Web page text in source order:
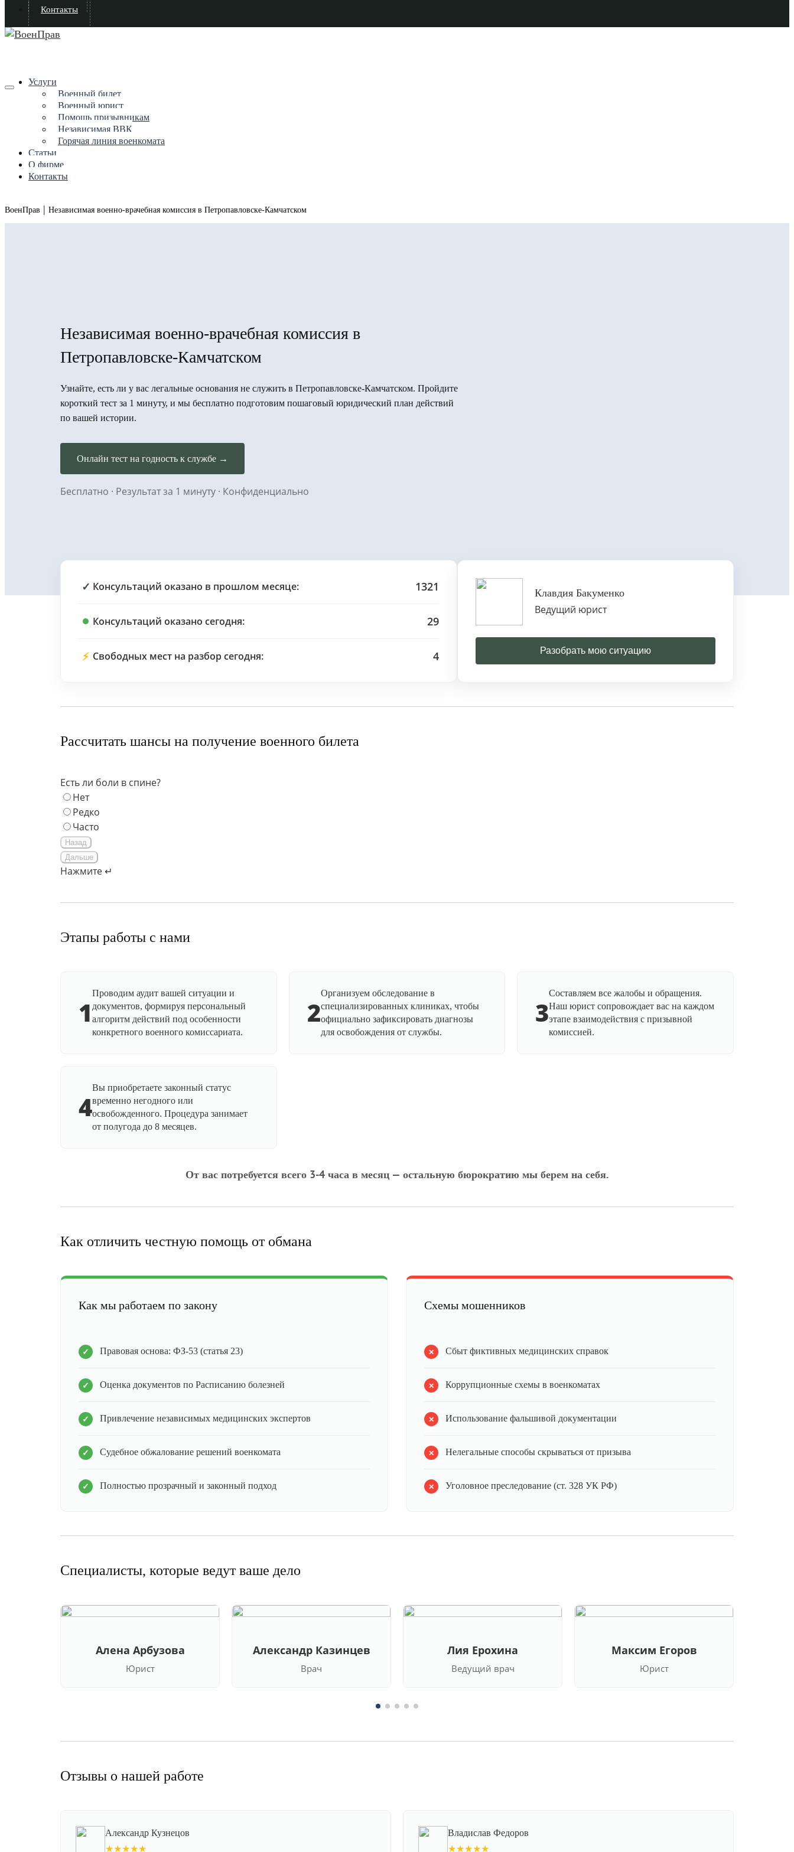
Контакты
Услуги
Военный билет
Военный юрист
Помощь призывникам
Независимая ВВК
Горячая линия военкомата
Статьи
О фирме
Контакты
ВоенПрав | Независимая военно-врачебная комиссия в Петропавловске-Камчатском
Независимая военно-врачебная комиссия в
Петропавловске-Камчатском
Узнайте, есть ли у вас легальные основания не служить в Петропавловске-Камчатском. Пройдите
короткий тест за 1 минуту, и мы бесплатно подготовим пошаговый юридический план действий
по вашей истории.
Онлайн тест на годность к службе →
Бесплатно · Результат за 1 минуту · Конфиденциально
✓ Консультаций оказано в прошлом месяце: 1321
Консультаций оказано сегодня: 29
⚡ Свободных мест на разбор сегодня: 4
Клавдия Бакуменко
Ведущий юрист
Разобрать мою ситуацию
Рассчитать шансы на получение военного билета
Есть ли боли в спине?
Нет
Редко
Часто
Назад
Дальше
Нажмите ↵
Этапы работы с нами
1
Проводим аудит вашей ситуации и
документов, формируя персональный
алгоритм действий под особенности
конкретного военного комиссариата.
2
Организуем обследование в
специализированных клиниках, чтобы
официально зафиксировать диагнозы
для освобождения от службы.
3
Составляем все жалобы и обращения.
Наш юрист сопровождает вас на каждом
этапе взаимодействия с призывной
комиссией.
4
Вы приобретаете законный статус
временно негодного или
освобожденного. Процедура занимает
от полугода до 8 месяцев.
От вас потребуется всего 3-4 часа в месяц — остальную бюрократию мы берем на себя.
Как отличить честную помощь от обмана
Как мы работаем по закону
Правовая основа: ФЗ-53 (статья 23)
Оценка документов по Расписанию болезней
Привлечение независимых медицинских экспертов
Судебное обжалование решений военкомата
Полностью прозрачный и законный подход
Схемы мошенников
Сбыт фиктивных медицинских справок
Коррупционные схемы в военкоматах
Использование фальшивой документации
Нелегальные способы скрываться от призыва
Уголовное преследование (ст. 328 УК РФ)
Специалисты, которые ведут ваше дело
Алена Арбузова
Юрист
Александр Казинцев
Врач
Лия Ерохина
Ведущий врач
Максим Егоров
Юрист
Отзывы о нашей работе
Александр Кузнецов
★★★★★
Владислав Федоров
★★★★★